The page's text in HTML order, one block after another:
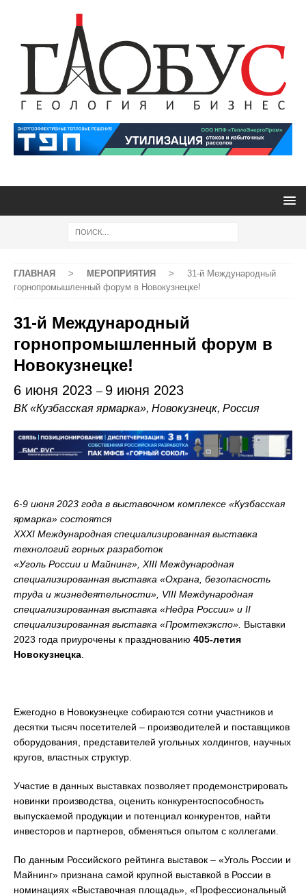
ГЛАВНАЯ > МЕРОПРИЯТИЯ >
31-й Международный
горнопромышленный форум в Новокузнецке!
31-й Международный
горнопромышленный форум в
Новокузнецке!
6 июня 2023 – 9 июня 2023
ВК «Кузбасская ярмарка», Новокузнецк, Россия
6-9 июня 2023 года в выставочном комплексе «Кузбасская
ярмарка» состоятся
XXXI Международная специализированная выставка
технологий горных разработок
«Уголь России и Майнинг», XIII Международная
специализированная выставка «Охрана, безопасность
труда и жизнедеятельности», VIII Международная
специализированная выставка «Недра России» и II
специализированная выставка «Промтехэкспо». Выставки
2023 года приурочены к празднованию 405-летия
Новокузнецка
Ежегодно в Новокузнецке собираются сотни участников и
десятки тысяч посетителей – производителей и поставщиков
оборудования, представителей угольных холдингов, научных
кругов, властных структур.
Участие в данных выставках позволяет продемонстрировать
новинки производства, оценить конкурентоспособность
выпускаемой продукции и потенциал конкурентов, найти
инвесторов и партнеров, обменяться опытом с коллегами.
По данным Российского рейтинга выставок – «Уголь России и
Майнинг» признана самой крупной выставкой в России в
номинациях «Выставочная площадь», «Профессиональный